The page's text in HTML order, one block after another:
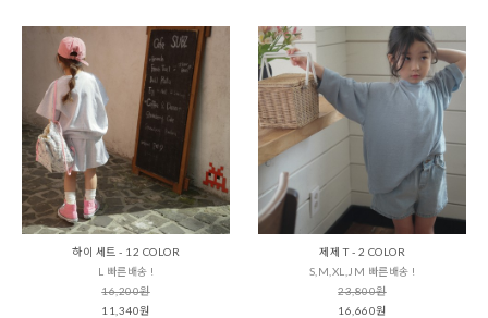
하이 세트 - 12 COLOR
L 빠른배송 !
16,200원
11,340원
제제 T - 2 COLOR
S,M,XL,JM 빠른배송 !
23,800원
16,660원